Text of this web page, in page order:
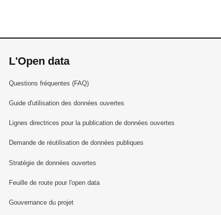
L'Open data
Questions fréquentes (FAQ)
Guide d'utilisation des données ouvertes
Lignes directrices pour la publication de données ouvertes
Demande de réutilisation de données publiques
Stratégie de données ouvertes
Feuille de route pour l'open data
Gouvernance du projet